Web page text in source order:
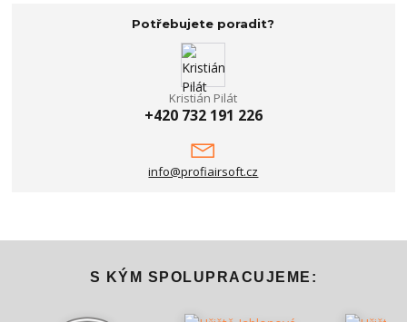
Potřebujete poradit?
Kristián Pilát
+420 732 191 226
info@profiairsoft.cz
S KÝM SPOLUPRACUJEME: